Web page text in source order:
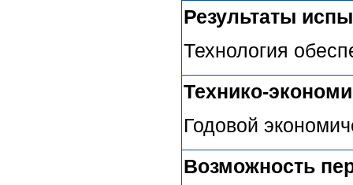
Результаты
Технология
Технико-
Годовой
Возможность